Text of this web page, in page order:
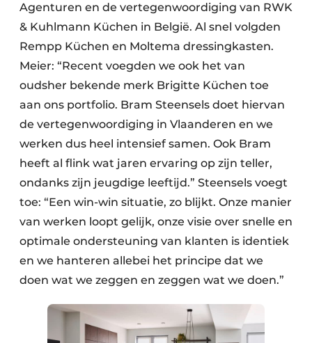
Agenturen en de vertegenwoordiging van RWK
& Kuhlmann Küchen in België. Al snel volgden
Rempp Küchen en Moltema dressingkasten.
Meier: “Recent voegden we ook het van
oudsher bekende merk Brigitte Küchen toe
aan ons portfolio. Bram Steensels doet hiervan
de vertegenwoordiging in Vlaanderen en we
werken dus heel intensief samen. Ook Bram
heeft al flink wat jaren ervaring op zijn teller,
ondanks zijn jeugdige leeftijd.” Steensels voegt
toe: “Een win-win situatie, zo blijkt. Onze manier
van werken loopt gelijk, onze visie over snelle en
optimale ondersteuning van klanten is identiek
en we hanteren allebei het principe dat we
doen wat we zeggen en zeggen wat we doen.”